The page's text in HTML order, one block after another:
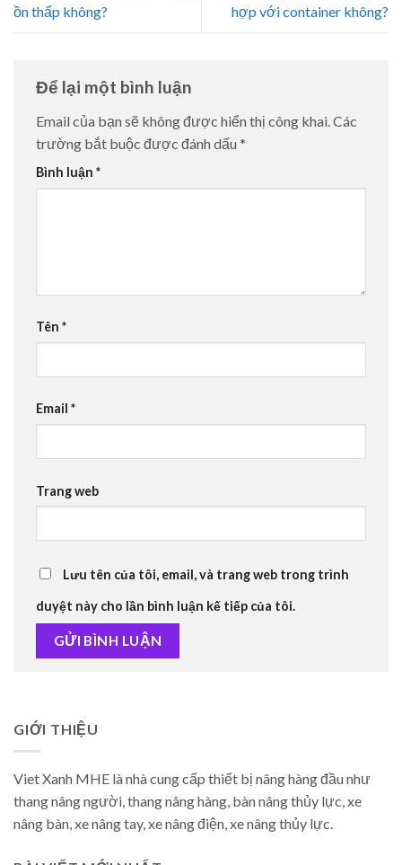
ồn thấp không?
hợp với container không?
Để lại một bình luận
Email của bạn sẽ không được hiển thị công khai.Các
trường bắt buộc được đánh dấu *
Bình luận *
Tên *
Email *
Trang web
Lưu tên của tôi, email, và trang web trong trình
duyệt này cho lần bình luận kế tiếp của tôi.
GIỚI THIỆU
Viet Xanh MHE là nhà cung cấp thiết bị nâng hàng đầu như
thang nâng người, thang nâng hàng, bàn nâng thủy lực, xe
nâng bàn, xe nâng tay, xe nâng điện, xe nâng thủy lực.